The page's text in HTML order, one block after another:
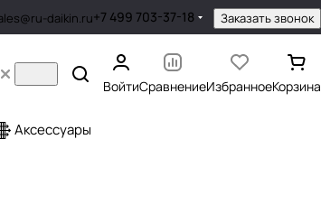
daikin.ru+7 499 703-37-18 Заказать звонок
ВойтиСравнениеИзбранноеКорзина
Аксессуары